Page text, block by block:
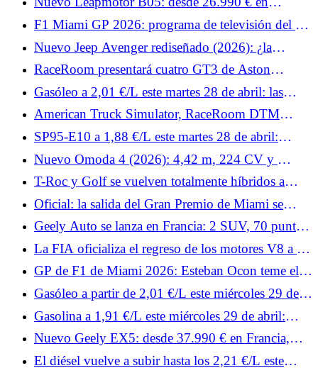
positivo”
Europa, la berlina eléctrica compacta es fuerte
F1 Miami GP 2026: programa de televisión del fin
de semana y horarios para Francia
Nuevo Jeep Avenger rediseñado (2026): ¿la
parrilla iluminada como principal cambio del SUV
urbano?
RaceRoom presentará cuatro GT3 de Aston
Martin, Porsche, Ford y Lamborghini el mes que
viene.
Gasóleo a 2,01 €/L este martes 28 de abril: las
estaciones más baratas de Francia para repostar
gasóleo
American Truck Simulator, RaceRoom DTM
Esports y Rennsport: noticias de simracing de la
semana 19.
SP95-E10 a 1,88 €/L este martes 28 de abril:
¿dónde encontrar estaciones por debajo de la media
de 2 €/L en Francia?
Nuevo Omoda 4 (2026): 4,42 m, 224 CV y ​​
menos de 30.000 €
T-Roc y Golf se vuelven totalmente híbridos a
finales de 2026: Volkswagen da detalles de sus dos
nuevos motores
Oficial: la salida del Gran Premio de Miami se
adelanta tres horas debido al mal tiempo.
Geely Auto se lanza en Francia: 2 SUV, 70 puntos
de venta y grandes ambiciones
La FIA oficializa el regreso de los motores V8 a la
Fórmula 1 para 2030
GP de F1 de Miami 2026: Esteban Ocon teme el
calor por su Haas
Gasóleo a partir de 2,01 €/L este miércoles 29 de
abril: dónde encontrar estaciones por debajo de
2,20 €/L de media en Francia
Gasolina a 1,91 €/L este miércoles 29 de abril:
¿dónde ganar 10 céntimos por litro con SP95-E10
en Francia?
Nuevo Geely EX5: desde 37.990 € en Francia,
¿puede el SUV eléctrico eclipsar al Tesla Model Y?
El diésel vuelve a subir hasta los 2,21 €/L este